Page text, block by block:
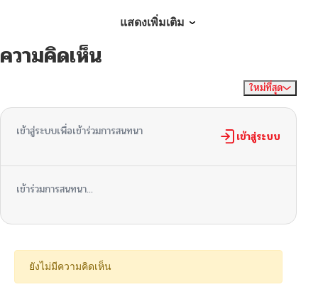
ตอนที่ 50
12/26/2025
ตอนที่ 48 12/22/2025
12/22/2025
ตอนที่ 45 12/22/2025
แสดงเพิ่มเติม
ความคิดเห็น
ใหม่ที่สุด
เข้าสู่ระบบเพื่อเข้าร่วมการสนทนา เข้าสู่ระบบ
เข้าร่วมการสนทนา...
ยังไม่มีความคิดเห็น